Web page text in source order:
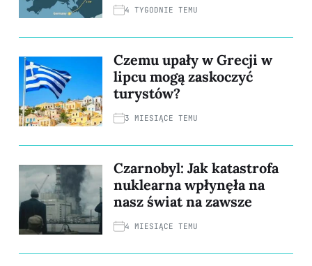
4 TYGODNIE TEMU
Czemu upały w Grecji w
lipcu mogą zaskoczyć
turystów?
3 MIESIĄCE TEMU
Czarnobyl: Jak katastrofa
nuklearna wpłynęła na
nasz świat na zawsze
4 MIESIĄCE TEMU